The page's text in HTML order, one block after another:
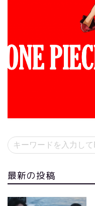
最新の投稿